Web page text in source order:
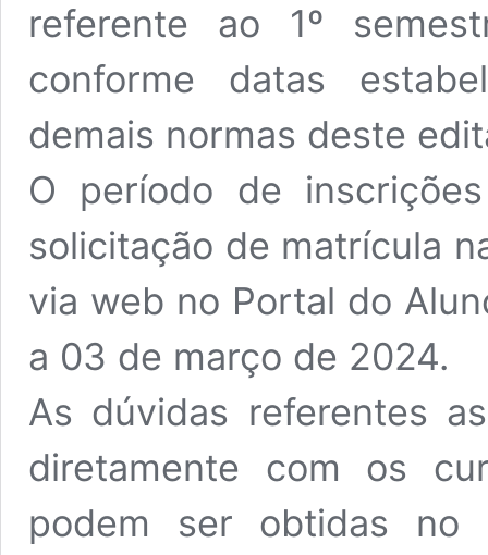
referente ao 1º
conforme datas
demais normas deste
O período de
solicitação de matrícula
via web no Portal do
a 03 de março de 2024.
As dúvidas referentes
diretamente com os
podem ser obtidas no